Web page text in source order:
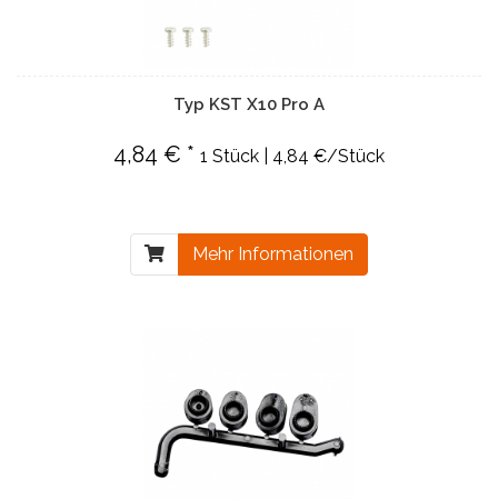
Typ KST X10 Pro A
4,84 € * 1 Stück | 4,84 €/Stück
Mehr Informationen